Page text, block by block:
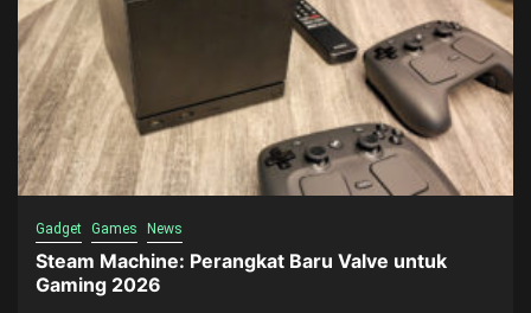
Gadget Games News
Steam Machine: Perangkat Baru Valve untuk
Gaming 2026